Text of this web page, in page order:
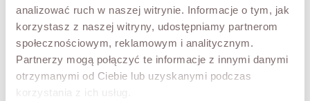
analizować ruch w naszej witrynie. Informacje o tym, jak
korzystasz z naszej witryny, udostępniamy partnerom
społecznościowym, reklamowym i analitycznym.
Partnerzy mogą połączyć te informacje z innymi danymi
otrzymanymi od Ciebie lub uzyskanymi podczas
korzystania z ich usług.